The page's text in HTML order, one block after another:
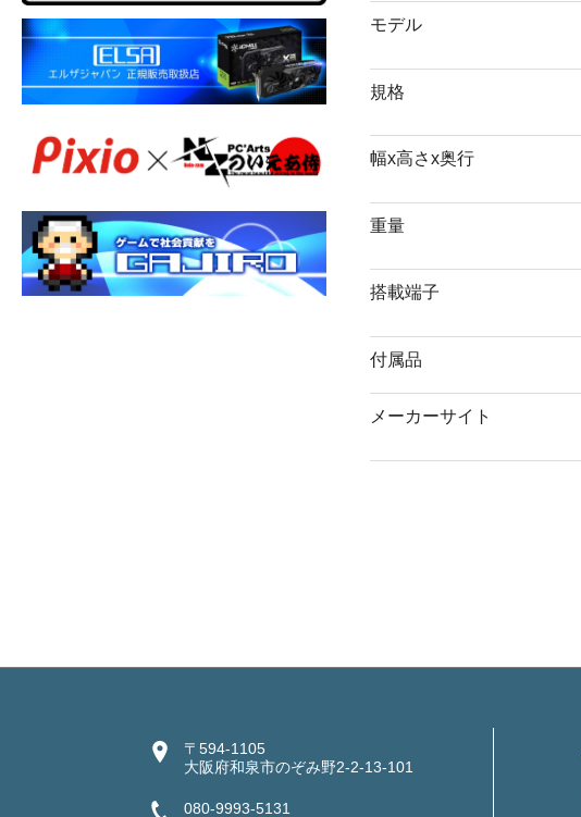
モデル
規格
幅x高さx奥行
重量
搭載端子
付属品
メーカーサイト
〒594-1105
大阪府和泉市のぞみ野2-2-13-101
080-9993-5131